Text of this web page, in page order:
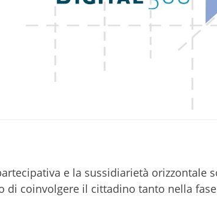
e la sussidiarietà orizzontale
di coinvolgere il cittadino tanto nella